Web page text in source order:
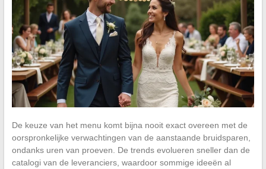
De keuze van het menu komt bijna nooit exact overeen met de
oorspronkelijke verwachtingen van de aanstaande bruidsparen,
ondanks uren van proeven. De trends evolueren sneller dan de
catalogi van de leveranciers, waardoor sommige ideeën al